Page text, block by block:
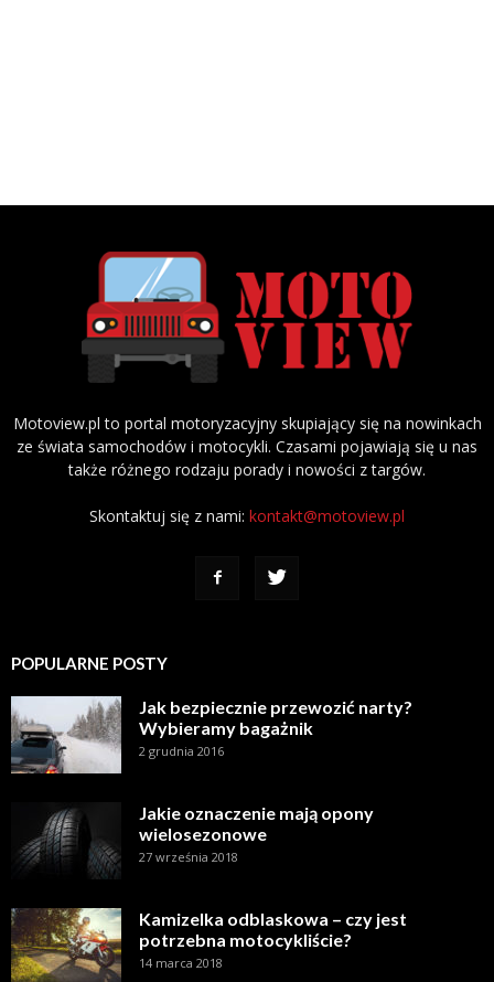
Motoview.pl to portal motoryzacyjny skupiający się na nowinkach
ze świata samochodów i motocykli. Czasami pojawiają się u nas
także różnego rodzaju porady i nowości z targów.
Skontaktuj się z nami: kontakt@motoview.pl
POPULARNE POSTY
Jak bezpiecznie przewozić narty?
Wybieramy bagażnik
2 grudnia 2016
Jakie oznaczenie mają opony
wielosezonowe
27 września 2018
Kamizelka odblaskowa – czy jest
potrzebna motocykliście?
14 marca 2018